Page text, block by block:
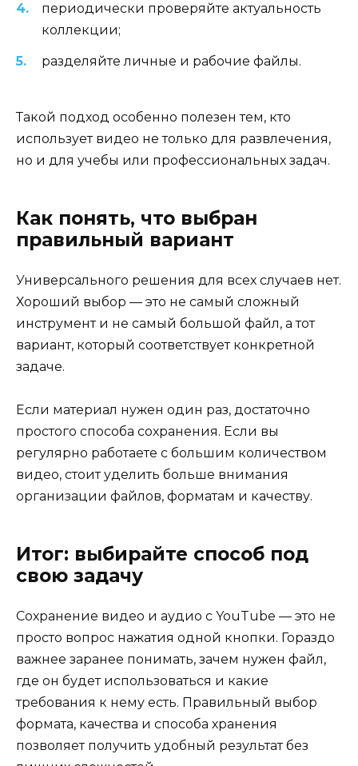
периодически проверяйте актуальность
коллекции;
разделяйте личные и рабочие файлы.
Такой подход особенно полезен тем, кто
использует видео не только для развлечения,
но и для учебы или профессиональных задач.
Как понять, что выбран
правильный вариант
Универсального решения для всех случаев нет.
Хороший выбор — это не самый сложный
инструмент и не самый большой файл, а тот
вариант, который соответствует конкретной
задаче.
Если материал нужен один раз, достаточно
простого способа сохранения. Если вы
регулярно работаете с большим количеством
видео, стоит уделить больше внимания
организации файлов, форматам и качеству.
Итог: выбирайте способ под
свою задачу
Сохранение видео и аудио с YouTube — это не
просто вопрос нажатия одной кнопки. Гораздо
важнее заранее понимать, зачем нужен файл,
где он будет использоваться и какие
требования к нему есть. Правильный выбор
формата, качества и способа хранения
позволяет получить удобный результат без